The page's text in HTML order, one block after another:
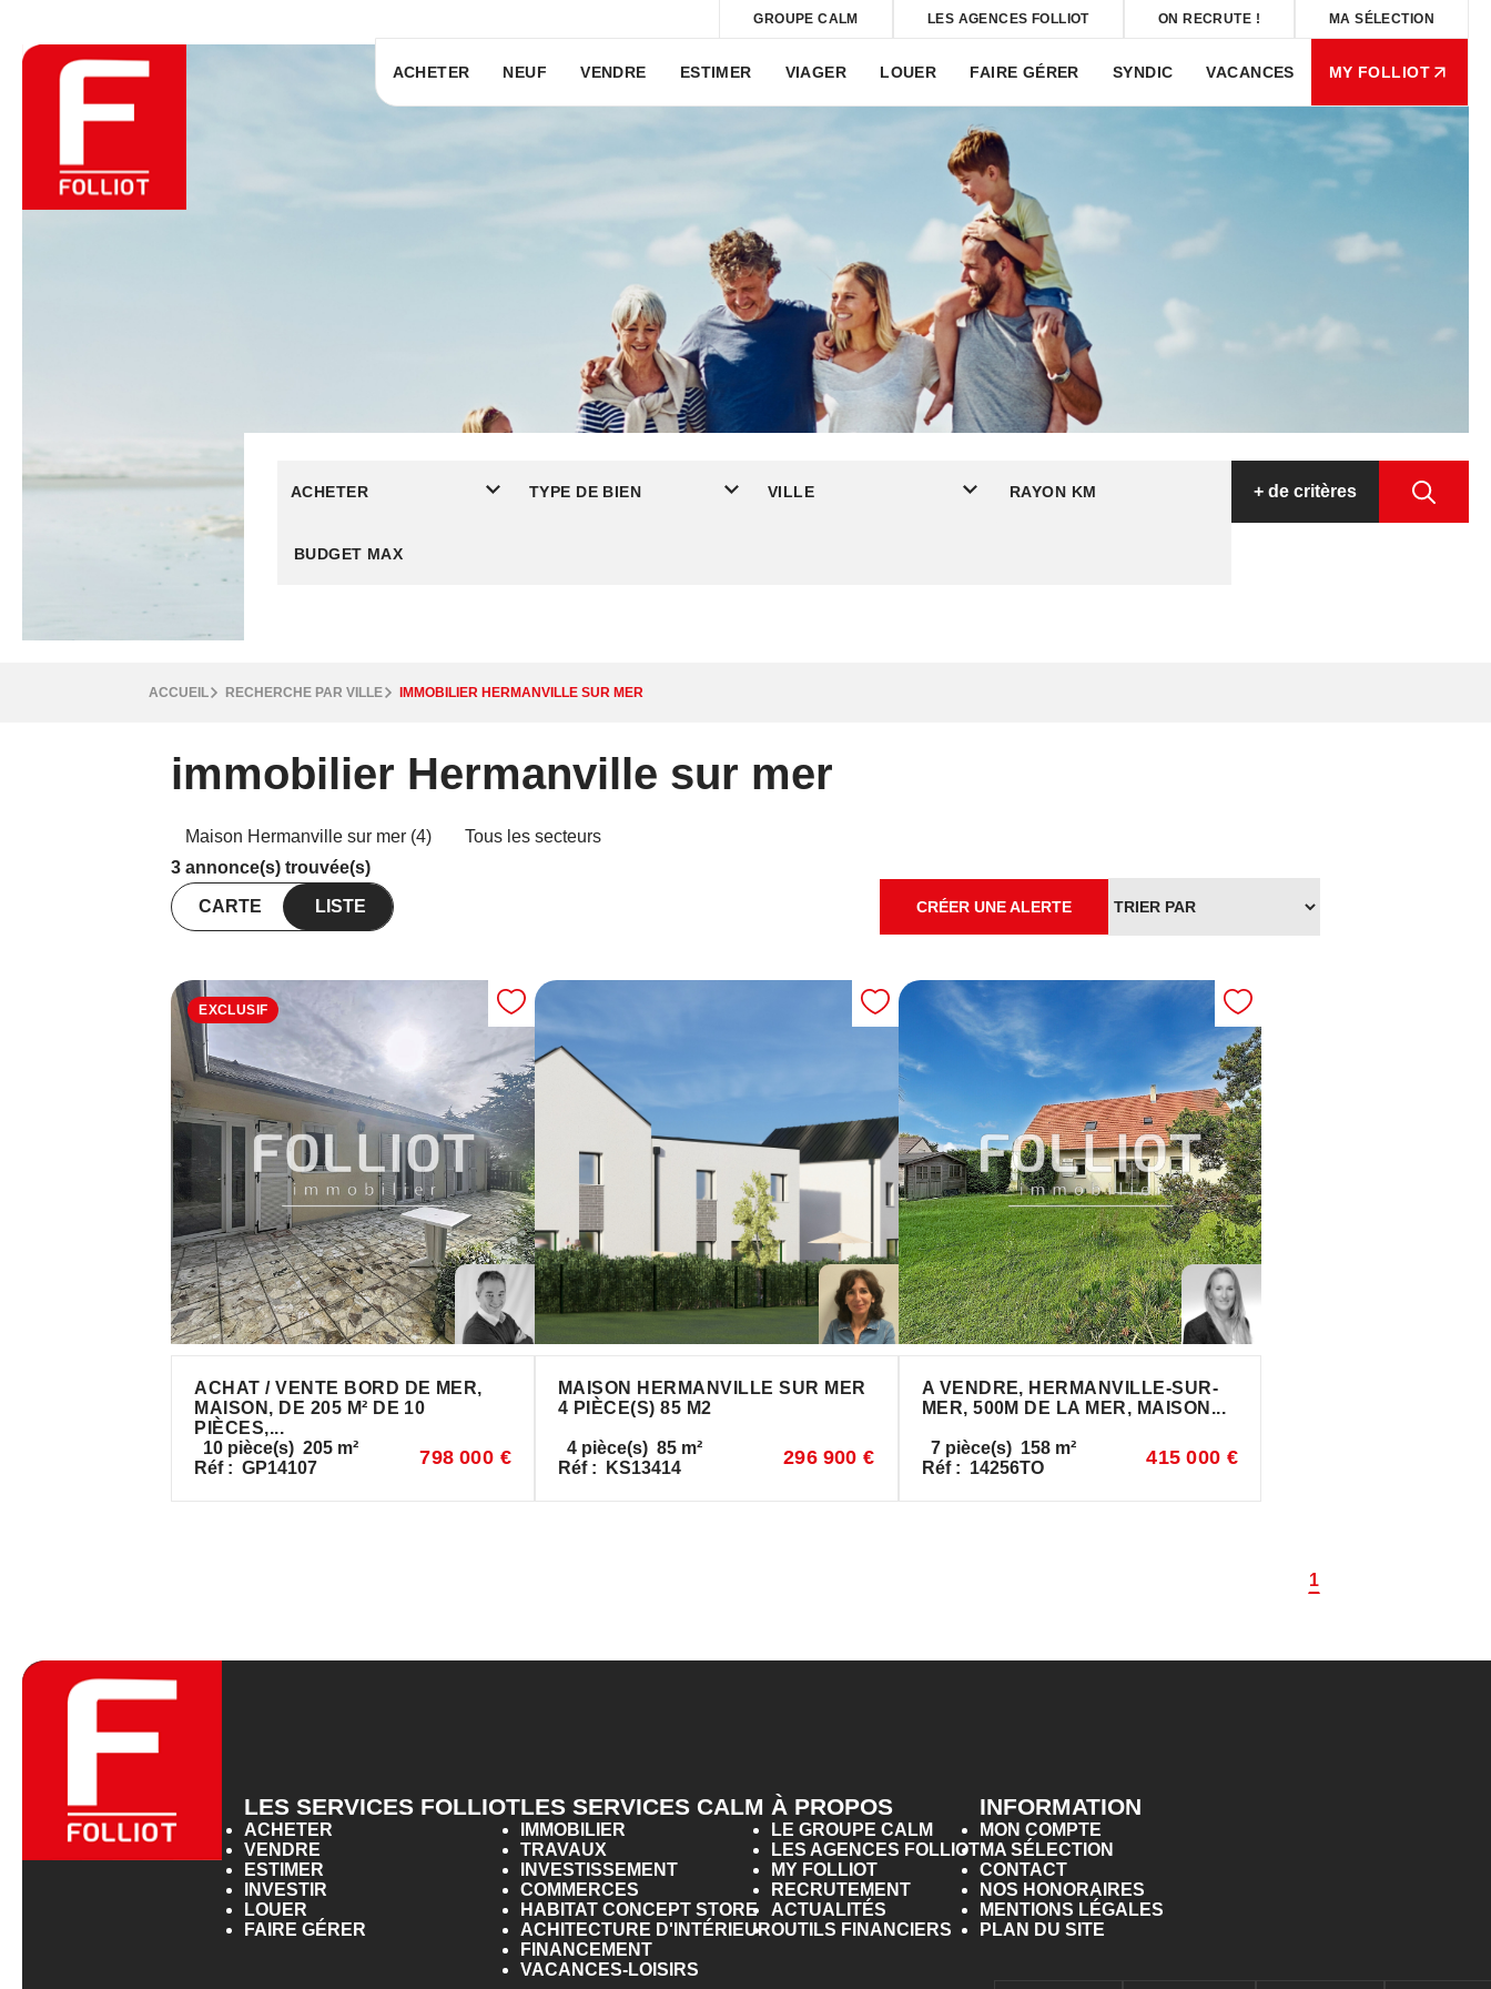
GROUPE CALM LES AGENCES FOLLIOT ON RECRUTE ! MA SÉLECTION
ACHETER NEUF VENDRE ESTIMER VIAGER LOUER FAIRE GÉRER SYNDIC VACANCES MY FOLLIOT
ACHETER TYPE DE BIEN VILLE RAYON KM + de critères
ACCUEIL RECHERCHE PAR VILLE IMMOBILIER HERMANVILLE SUR MER
immobilier Hermanville sur mer
Maison Hermanville sur mer (4)
Tous les secteurs
3 annonce(s) trouvée(s)
CARTE LISTE CRÉER UNE ALERTE
EXCLUSIF
ACHAT / VENTE BORD DE MER,
MAISON, DE 205 M² DE 10
PIÈCES,...
10 pièce(s) 205 m²
Réf : GP14107 798 000 €
MAISON HERMANVILLE SUR MER
4 PIÈCE(S) 85 M2
4 pièce(s) 85 m²
Réf :
KS13414 296 900 €
A VENDRE, HERMANVILLE-SUR-
MER, 500M DE LA MER, MAISON...
7 pièce(s) 158 m²
Réf : 14256TO 415 000 €
1
LES SERVICES FOLLIOT
ACHETER
VENDRE
ESTIMER
INVESTIR
LOUER
FAIRE GÉRER
LES SERVICES CALM
IMMOBILIER
TRAVAUX
INVESTISSEMENT
COMMERCES
HABITAT CONCEPT STORE
ACHITECTURE D'INTÉRIEUR
FINANCEMENT
VACANCES-LOISIRS
À PROPOS
LE GROUPE CALM
LES AGENCES FOLLIOT
MY FOLLIOT
RECRUTEMENT
ACTUALITÉS
OUTILS FINANCIERS
INFORMATION
MON COMPTE
MA SÉLECTION
CONTACT
NOS HONORAIRES
MENTIONS LÉGALES
PLAN DU SITE